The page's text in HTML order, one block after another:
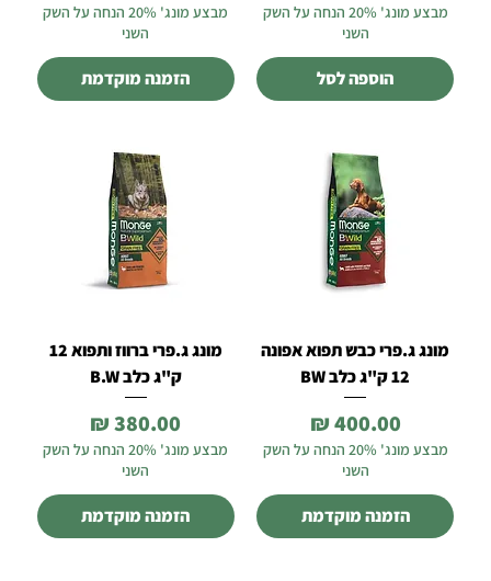
מבצע מונג' 20% הנחה על השק
השני
הוספה לסל
מבצע מונג' 20% הנחה על השק
השני
הזמנה מוקדמת
מונג ג.פרי כבש תפוא אפונה
12 ק"ג כלב BW
מחיר
מבצע מונג' 20% הנחה על השק
השני
הזמנה מוקדמת
מונג ג.פרי ברווז ותפוא 12
ק"ג כלב B.W
מחיר
מבצע מונג' 20% הנחה על השק
השני
הזמנה מוקדמת